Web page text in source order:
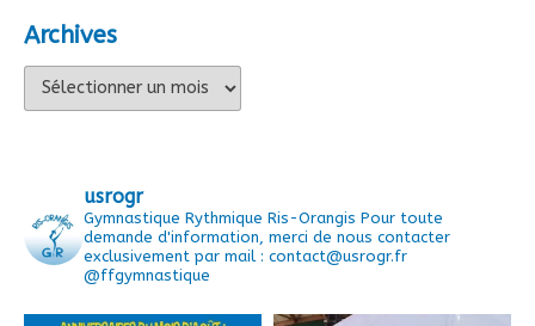
Archives
Archives
usrogr
Gymnastique Rythmique Ris-Orangis Pour toute
demande d'information, merci de nous contacter
exclusivement par mail : contact@usrogr.fr
@ffgymnastique